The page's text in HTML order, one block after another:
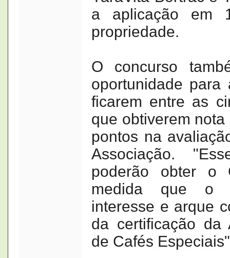
a aplicação em
propriedade.
O concurso
oportunidade
ficarem entre as
que obtiverem
pontos na
Associação.
poderão obter o
medida que o
interesse e arque
da certificação da
de Cafés